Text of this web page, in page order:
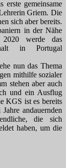
erste gemeinsame
Griem. Die
sich aber bereits.
in der Nähe
werde das
in Portugal
nun das Thema
mithilfe sozialer
stehen aber auch
und ein Ausflug
KGS ist es bereits
andauernden
die sich
haben, um die